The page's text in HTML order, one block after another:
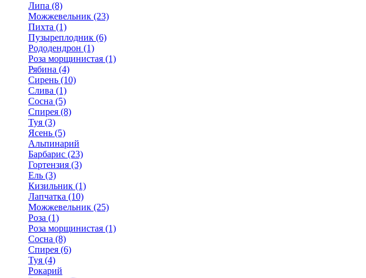
Липа (8)
Можжевельник (23)
Пихта (1)
Пузыреплодник (6)
Рододендрон (1)
Роза морщинистая (1)
Рябина (4)
Сирень (10)
Слива (1)
Сосна (5)
Спирея (8)
Туя (3)
Ясень (5)
Альпинарий
Барбарис (23)
Гортензия (3)
Ель (3)
Кизильник (1)
Лапчатка (10)
Можжевельник (25)
Роза (1)
Роза морщинистая (1)
Сосна (8)
Спирея (6)
Туя (4)
Рокарий